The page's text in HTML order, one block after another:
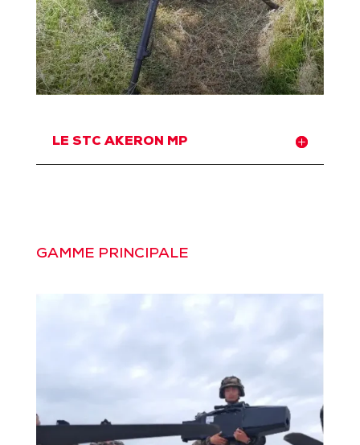
LE STC AKERON MP
GAMME PRINCIPALE